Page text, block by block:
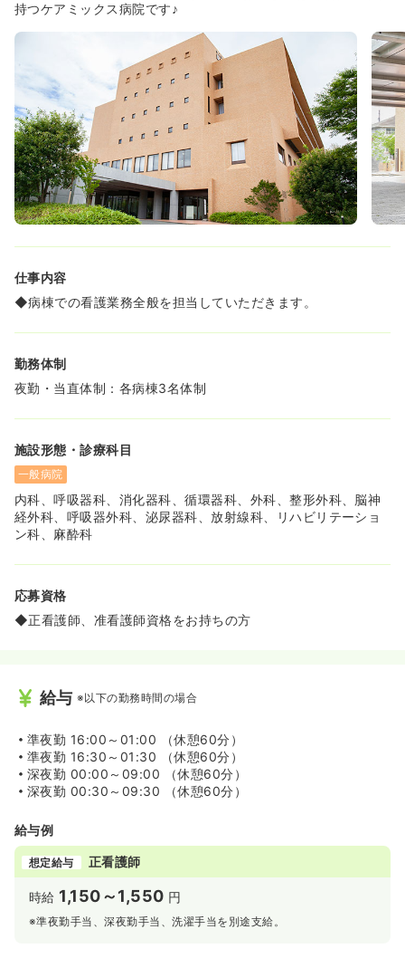
◆看護師や看護助手を含め、常勤・非常勤合わせて200名
以上在籍しています。患者様への最適なケア、そして、看
護の負担を減らすために、余裕を持って人員配置をしてい
ます。
◆元々は3交代勤務でしたが、現場からの意見をふまえ、
数年前から2交代勤務も選べるように変更されました。現
在は2交代と3交代の勤務者がそれぞれ半々くらいで在籍さ
れています。
◆平均年齢は40代前後ですが、新卒からベテランの方に至
るまで、幅広い年代の方が在籍されています。また、託児
所も充実していて、柔軟な雇用形態で勤務しているママさ
んナースも多く在籍されています。
◆例年、約10名程度は新卒採用をおこなっている事もあ
り、もし看護経験が浅かったとしても、プリセプター制を
はじめとして教育・フォローが充実していますので、ご安
心ください。
身の経験に合わせて最適な研修を受け、さらなるスキルア
ップを目指すことが出来ます。
《整形外科に強みがあります》
形外科の対応範囲は広く、一般外傷から、膝、股関節、脚
まで、それぞれの領域における専門性の高い医師が在籍し
ています。
◆オペは予約オペが多く、緊急オペはほとんどありませ
ん。患者様の容態に合わせて、人工関節などを含めて最適
な手術が提供出来る環境が整っています。また、再生医療
ないです。
持つケアミックス病院です♪
仕事内容
◆病棟での看護業務全般を担当していただきます。
勤務体制
夜勤・当直体制：各病棟3名体制
施設形態・診療科目
一般病院
内科、呼吸器科、消化器科、循環器科、外科、整形外科、脳神
経外科、呼吸器外科、泌尿器科、放射線科、リハビリテーショ
ン科、麻酔科
応募資格
◆正看護師、准看護師資格をお持ちの方
給与 ※以下の勤務時間の場合
準夜勤 16:00～01:00 （休憩60分）
準夜勤 16:30～01:30 （休憩60分）
深夜勤 00:00～09:00 （休憩60分）
深夜勤 00:30～09:30 （休憩60分）
給与例
想定給与 正看護師
時給 1,150～1,550 円
※準夜勤手当、深夜勤手当、洗濯手当を別途支給。